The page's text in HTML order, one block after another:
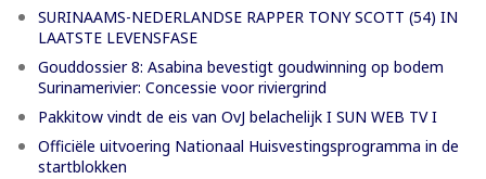
SURINAAMS-NEDERLANDSE RAPPER TONY SCOTT (54) IN
LAATSTE LEVENSFASE
Gouddossier 8: Asabina bevestigt goudwinning op bodem
Surinamerivier: Concessie voor riviergrind
Pakkitow vindt de eis van OvJ belachelijk I SUN WEB TV I
Officiële uitvoering Nationaal Huisvestingsprogramma in de
startblokken